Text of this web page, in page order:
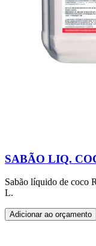
SABÃO LIQ.
Sabão líquido de coco
L.
Adicionar ao orçamento